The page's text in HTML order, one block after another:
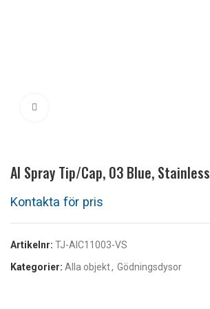
AI Spray Tip/Cap, 03 Blue, Stainless
Artikelnr: TJ-AIC11003-VS
Kategorier: Alla objekt, Gödningsdysor